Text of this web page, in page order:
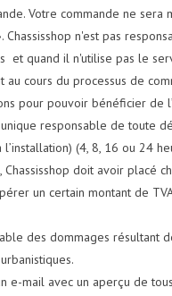
Votre commande ne
n'est pas
quand il n'utilise pas le
cours du processus de
pour pouvoir bénéficier de
responsable de toute
l’installation) (4, 8, 16 ou
doit avoir placé
un certain montant de
des dommages
e-mail avec un aperçu de